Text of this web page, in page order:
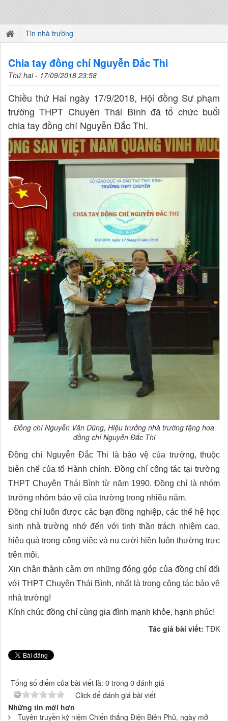
Tin nhà trường
Chia tay đồng chí Nguyễn Đắc Thi
Thứ hai - 17/09/2018 23:58
Chiều thứ Hai ngày 17/9/2018, Hội đồng Sư phạm
trường THPT Chuyên Thái Bình đã tổ chức buổi
chia tay đồng chí Nguyễn Đắc Thi.
Đồng chí Nguyễn Văn Dũng, Hiệu trưởng nhà trường tặng hoa
đồng chí Nguyễn Đắc Thi
Đồng chí Nguyễn Đắc Thi là bảo vệ của trường, thuộc
biên chế của tổ Hành chính. Đồng chí công tác tại trường
THPT Chuyên Thái Bình từ năm 1990. Đồng chí là nhóm
trưởng nhóm bảo vệ của trường trong nhiều năm.
Đồng chí luôn được các bạn đồng nghiệp, các thế hệ học
sinh nhà trường nhớ đến với tinh thần trách nhiệm cao,
hiệu quả trong công việc và nụ cười hiền luôn thường trực
trên môi.
Xin chân thành cảm ơn những đóng góp của đồng chí đối
với THPT Chuyên Thái Bình, nhất là trong công tác bảo vệ
nhà trường!
Kính chúc đồng chí cùng gia đình mạnh khỏe, hạnh phúc!
Tác giả bài viết: TĐK
Tổng số điểm của bài viết là: 0 trong 0 đánh giá
Click để đánh giá bài viết
Những tin mới hơn
Tuyên truyền kỷ niệm Chiến thắng Điện Biên Phủ, ngày mở